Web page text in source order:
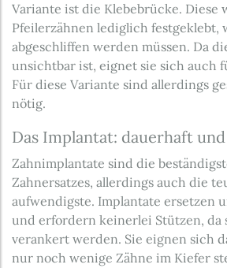
Variante ist die Klebebrücke. Diese
Pfeilerzähnen lediglich festgeklebt,
abgeschliffen werden müssen. Da
unsichtbar ist, eignet sie sich auch
Für diese Variante sind allerdings
nötig.
Das Implantat: dauerhaft
Zahnimplantate sind die
Zahnersatzes, allerdings auch die
aufwendigste. Implantate ersetzen
und erfordern keinerlei Stützen,
verankert werden. Sie eignen sich
nur noch wenige Zähne im Kiefer